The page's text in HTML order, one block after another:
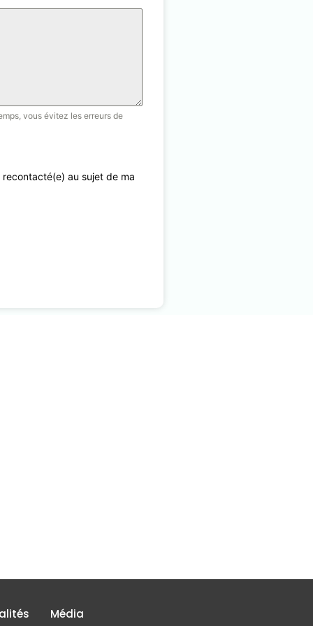
vous évitez les erreurs de
au sujet de ma
Média